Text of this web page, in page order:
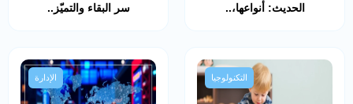
الحديث: أنواعها،..
سر البقاء والتميّز..
التكنولوجيا الإدارة